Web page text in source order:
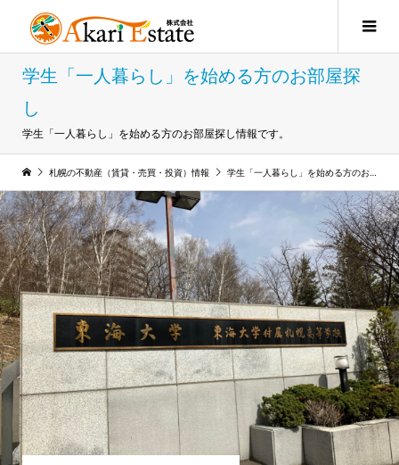
学生「一人暮らし」を始める方のお部屋探
し
学生「一人暮らし」を始める方のお部屋探し情報です。
札幌の不動産（賃貸・売買・投資）情報 学生「一人暮らし」を始める方のお部屋探し